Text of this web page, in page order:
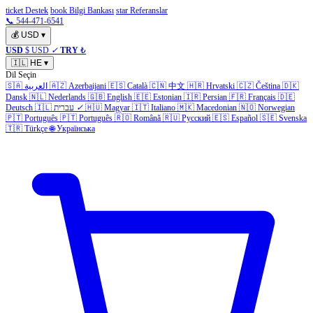
ticket Destek book Bilgi Bankası star Referanslar
📞 544-471-6541
💰 USD ▾
USD $ USD ✓ TRY ₺
🇮🇱 HE ▾
Dil Seçin
🇸🇦 العربية 🇦🇿 Azerbaijani 🇪🇸 Català 🇨🇳 中文 🇭🇷 Hrvatski 🇨🇿 Čeština 🇩🇰
Dansk 🇳🇱 Nederlands 🇬🇧 English 🇪🇪 Estonian 🇮🇷 Persian 🇫🇷 Français 🇩🇪
Deutsch 🇮🇱 עברית ✓ 🇭🇺 Magyar 🇮🇹 Italiano 🇲🇰 Macedonian 🇳🇴 Norwegian
🇵🇹 Português 🇵🇹 Português 🇷🇴 Română 🇷🇺 Русский 🇪🇸 Español 🇸🇪 Svenska
🇹🇷 Türkçe 🌐 Українська